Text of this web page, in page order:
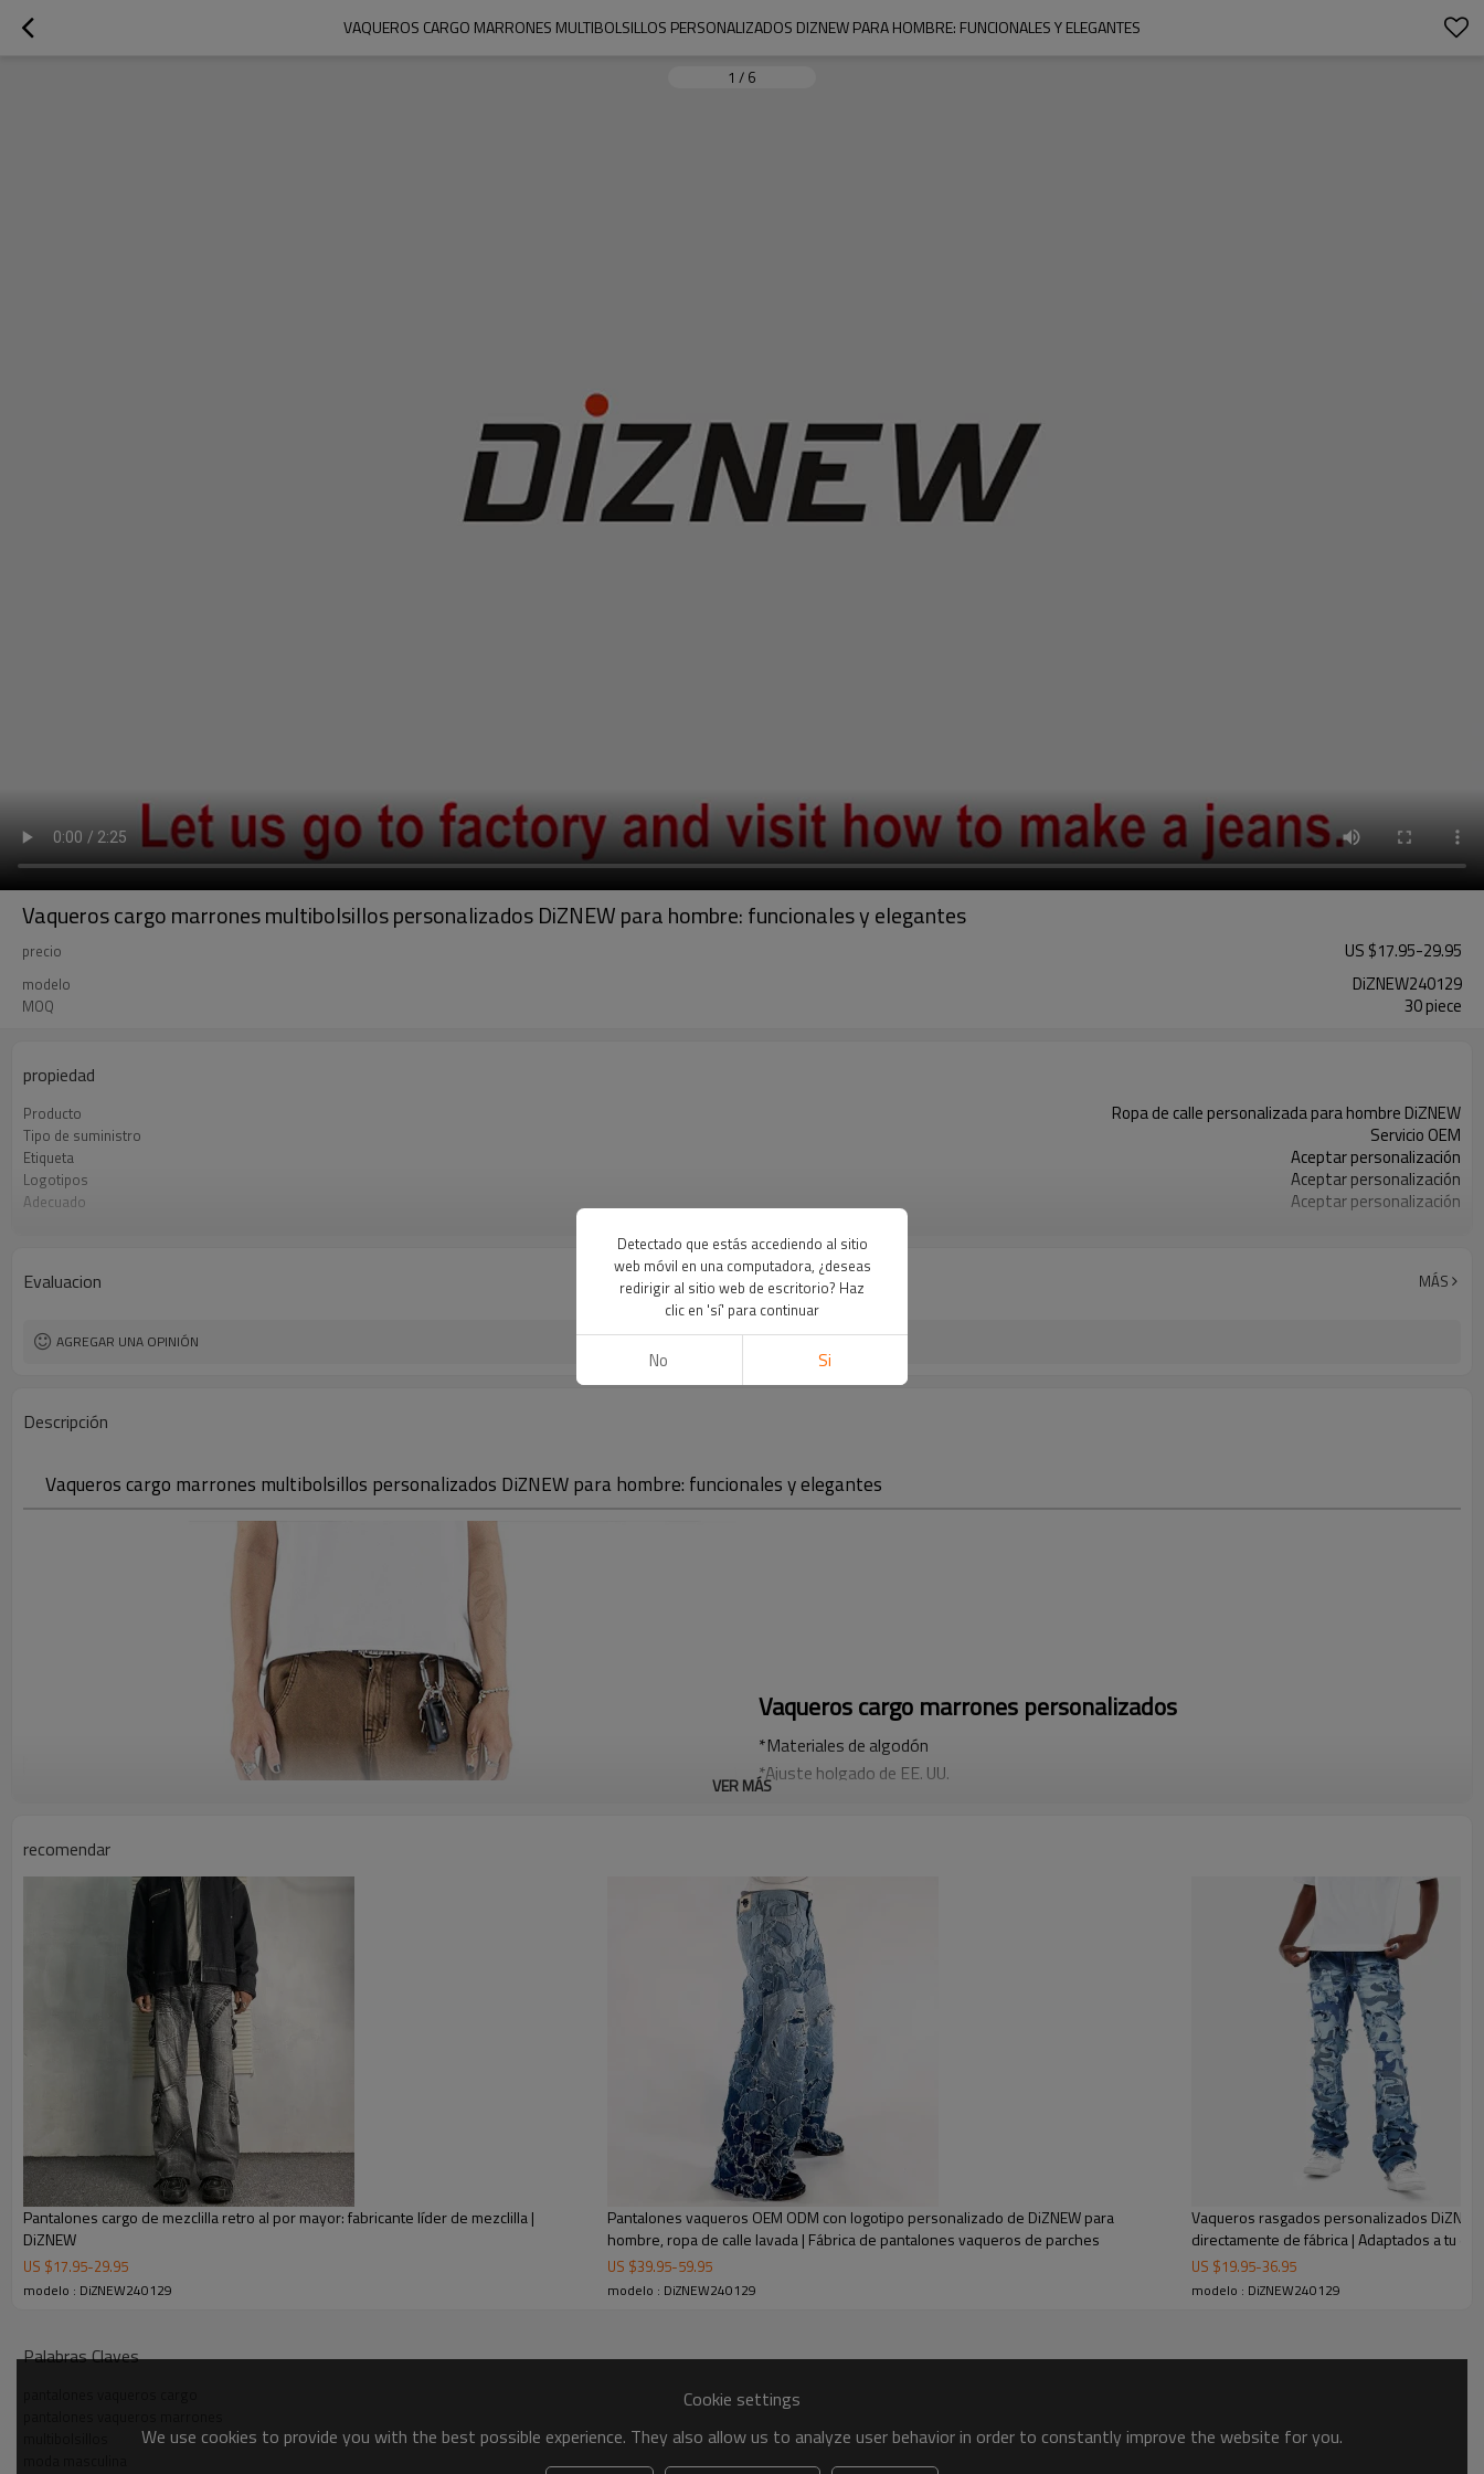
VAQUEROS CARGO MARRONES MULTIBOLSILLOS PERSONALIZADOS DIZNEW PARA HOMBRE: FUNCIONALES Y ELEGANTES
1 / 6
Vaqueros cargo marrones multibolsillos personalizados DiZNEW para hombre: funcionales y elegantes
precio US $17.95-29.95
modelo DiZNEW240129
MOQ 30 piece
propiedad
Producto Ropa de calle personalizada para hombre DiZNEW
Tipo de suministro Servicio OEM
Etiqueta Aceptar personalización
Logotipos Aceptar personalización
Adecuado Aceptar personalización
Porcelana
Evaluacion MÁS
AGREGAR UNA OPINIÓN
Descripción
Vaqueros cargo marrones multibolsillos personalizados DiZNEW para hombre: funcionales y elegantes
Vaqueros cargo marrones personalizados
*Materiales de algodón
*Ajuste holgado de EE. UU.
Acepte diseños totalmente personalizados, envíenos su diseño para obtener una cotización
Mejora tu guardarropa con estos jeans cargo marrones, diseñados tanto para la funcionalidad
como para la moda. Con múltiples bolsillos y un aspecto versátil, son ideales para usar a diario y
se pueden combinar fácilmente para diversas ocasiones. Perfectos para diseñadores
estadounidenses que buscan piezas modernas y funcionales.
VER MÁS
recomendar
Pantalones cargo de mezclilla retro al por mayor: fabricante líder de mezclilla |
DiZNEW
US $17.95-29.95
modelo : DiZNEW240129
Pantalones vaqueros OEM ODM con logotipo personalizado de DiZNEW para
hombre, ropa de calle lavada | Fábrica de pantalones vaqueros de parches
US $39.95-59.95
modelo : DiZNEW240129
Vaqueros rasgados personalizados
directamente de fábrica | Adaptados a tu
US $19.95-36.95
modelo : DiZNEW240129
Palabras Claves
Cookie settings
We use cookies to provide you with the best possible experience. They also allow us to analyze user behavior in order to constantly improve the website for you.
Detectado que estás accediendo al sitio
web móvil en una computadora, ¿deseas
redirigir al sitio web de escritorio? Haz
clic en 'sí' para continuar
No Si